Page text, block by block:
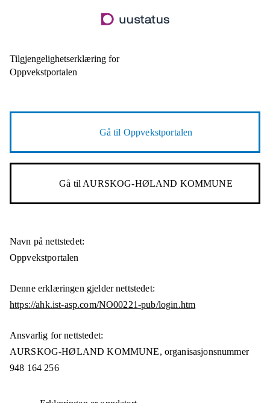
til
Tilgjengelighetserklæring for
Oppvekstportalen
Gå til Oppvekstportalen
Gå tilAURSKOG-HØLAND KOMMUNE
Navn på nettstedet:
Oppvekstportalen
Denne erklæringen gjelder nettstedet:
https://ahk.ist-asp.com/NO00221-pub/login.htm
Ansvarlig for nettstedet:
AURSKOG-HØLAND KOMMUNE, organisasjonsnummer
948 164 256